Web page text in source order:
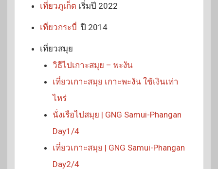
เที่ยวภูเก็ต เริ่มปี 2022
เที่ยวกระบี่ ปี 2014
เที่ยวสมุย
วิธีไปเกาะสมุย – พะงัน
เที่ยวเกาะสมุย เกาะพะงัน ใช้เงินเท่า
ไหร่
นั่งเรือไปสมุย | GNG Samui-Phangan
Day1/4
เที่ยวเกาะสมุย | GNG Samui-Phangan
Day2/4